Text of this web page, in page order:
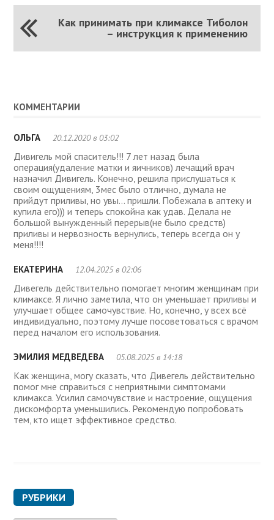
Как принимать при климаксе Тиболон
– инструкция к применению
КОММЕНТАРИИ
ОЛЬГА 20.12.2020 в 03:02
Дивигель мой спаситель!!! 7 лет назад была
операция(удаление матки и яичников) лечащий врач
назначил Дивигель. Конечно, решила прислушаться к
своим ощущениям, 3мес было отлично, думала не
прийдут приливы, но увы… пришли. Побежала в аптеку и
купила его))) и теперь спокойна как удав. Делала не
большой вынужденный перерыв(не было средств)
приливы и нервозность вернулись, теперь всегда он у
меня!!!!
ЕКАТЕРИНА 12.04.2025 в 02:06
Дивегель действительно помогает многим женщинам при
климаксе. Я лично заметила, что он уменьшает приливы и
улучшает общее самочувствие. Но, конечно, у всех всё
индивидуально, поэтому лучше посоветоваться с врачом
перед началом его использования.
ЭМИЛИЯ МЕДВЕДЕВА 05.08.2025 в 14:18
Как женщина, могу сказать, что Дивегель действительно
помог мне справиться с неприятными симптомами
климакса. Усилил самочувствие и настроение, ощущения
дискомфорта уменьшились. Рекомендую попробовать
тем, кто ищет эффективное средство.
РУБРИКИ